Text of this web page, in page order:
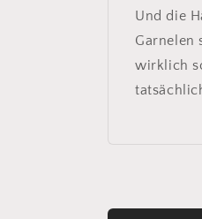
Und die
Garnelen
wirklich